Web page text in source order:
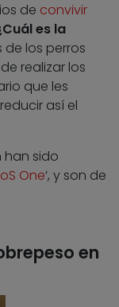
de convivir
es la
los perros
realizar los
que les
así el
han sido
One‘, y son de
en